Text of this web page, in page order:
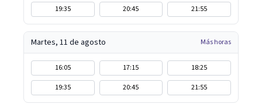
19:35
20:45 21:55
Martes, 11 de agosto Más horas
16:05 17:15
18:25
19:35
20:45 21:55